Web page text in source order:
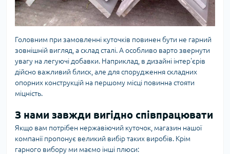
Головним при замовленні куточків повинен бути не гарний
зовнішній вигляд, а склад сталі. А особливо варто звернути
увагу на легуючі добавки. Наприклад, в дизайні інтер'єрів
дійсно важливий блиск, але для спорудження складних
опорних конструкцій на першому місці повинна стояти
міцність.
З нами завжди вигідно співпрацювати
Якщо вам потрібен нержавіючий куточок, магазин нашої
компанії пропонує великий вибір таких виробів. Крім
гарного вибору ми маємо інші плюси: